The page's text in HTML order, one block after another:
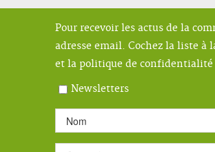
Pour recevoir les actus de la
adresse email. Cochez la liste
et la politique de confidentialité
Newsletters